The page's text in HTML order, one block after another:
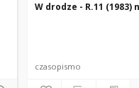
W drodze - R.11 (1983)
czasopismo